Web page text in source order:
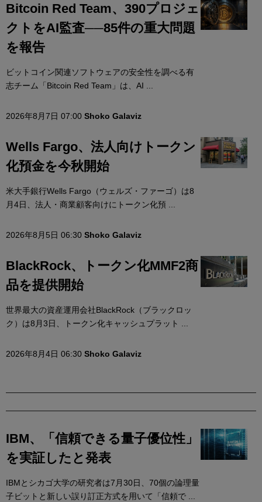
Bitcoin Red Team、390プロジェ
クトをAI監査──85件の重大問題
を報告
ビットコイン関連ソフトウェアの安全性を調べる有
志チーム「Bitcoin Red Team」は、AI ...
2026年8月7日 07:00 Shoko Galaviz
Wells Fargo、法人向けトークン
化預金を今秋開始
米大手銀行Wells Fargo（ウェルズ・ファーゴ）は8
月4日、法人・商業顧客向けにトークン化預 ...
2026年8月5日 06:30 Shoko Galaviz
BlackRock、トークン化MMF2商
品を提供開始
世界最大の資産運用会社BlackRock（ブラックロッ
ク）は8月3日、トークン化キャッシュプラット ...
2026年8月4日 06:30 Shoko Galaviz
IBM、「信頼できる量子優位性」
を実証したと発表
IBMとシカゴ大学の研究者は7月30日、70個の論理量
子ビットと新しい誤り訂正方式を用いて「信頼で ...